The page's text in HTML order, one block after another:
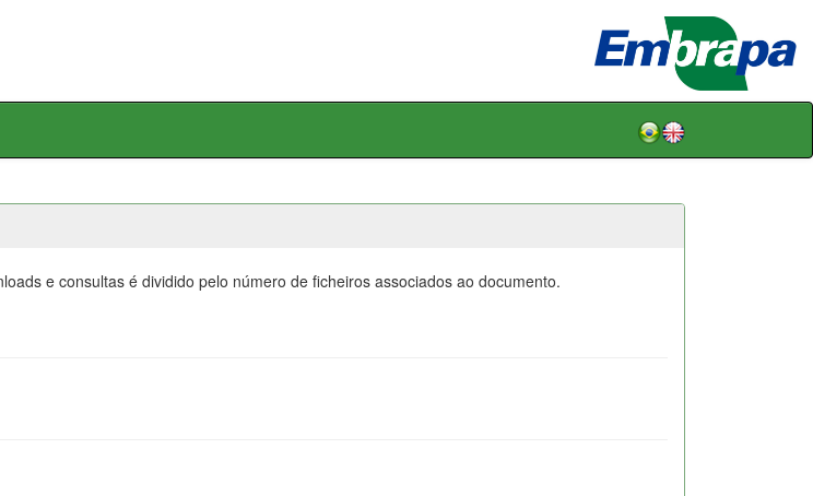
e consultas é dividido pelo número de ficheiros associados ao documento.